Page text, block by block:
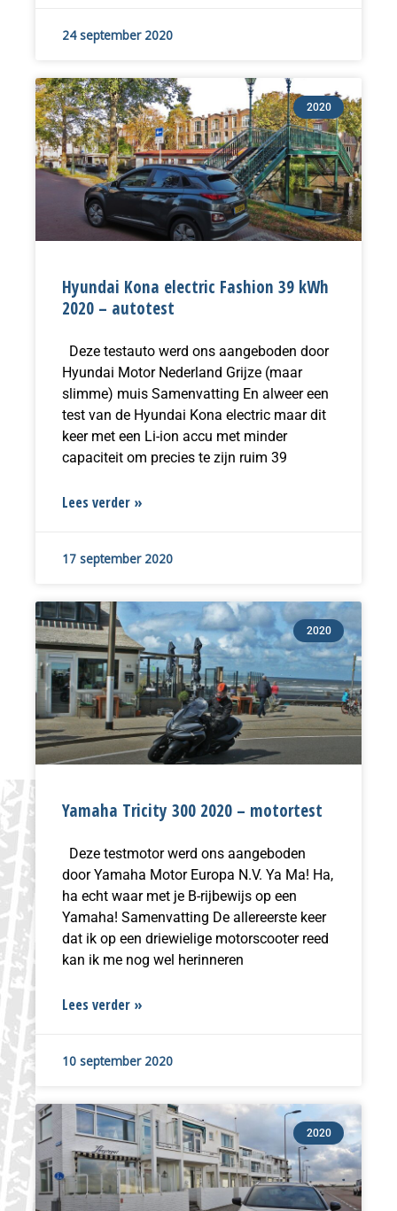
24 september 2020
2020
Hyundai Kona electric Fashion 39 kWh
2020 – autotest
Deze testauto werd ons aangeboden door
Hyundai Motor Nederland Grijze (maar
slimme) muis Samenvatting En alweer een
test van de Hyundai Kona electric maar dit
keer met een Li-ion accu met minder
capaciteit om precies te zijn ruim 39
Lees verder »
17 september 2020
2020
Yamaha Tricity 300 2020 – motortest
Deze testmotor werd ons aangeboden
door Yamaha Motor Europa N.V. Ya Ma! Ha,
ha echt waar met je B-rijbewijs op een
Yamaha! Samenvatting De allereerste keer
dat ik op een driewielige motorscooter reed
kan ik me nog wel herinneren
Lees verder »
10 september 2020
2020